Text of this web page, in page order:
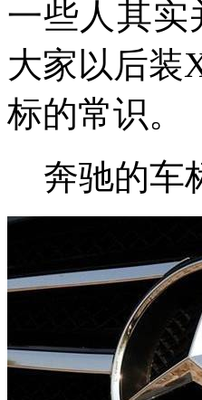
一些人其实
大家以后装
标的常识。
奔驰的车